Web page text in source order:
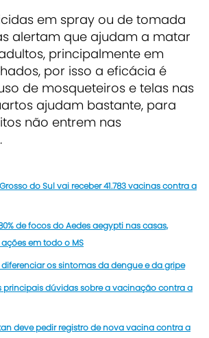
em spray ou de tomada
alertam que ajudam a matar
principalmente em
por isso a eficácia é
de mosqueteiros e telas nas
ajudam bastante, para
não entrem nas
do Sul vai receber 41.783 vacinas contra a
de focos do Aedes aegypti nas casas,
em todo o MS
os sintomas da dengue e da gripe
principais dúvidas sobre a vacinação contra a
deve pedir registro de nova vacina contra a